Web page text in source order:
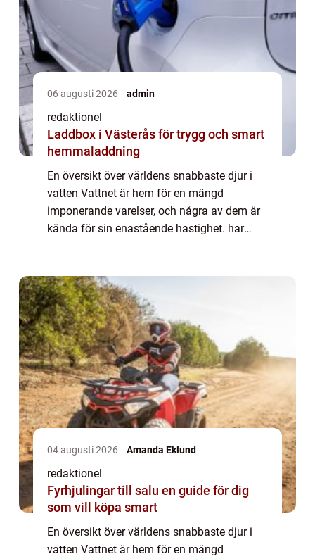
06 augusti 2026 admin
redaktionel
Laddbox i Västerås för trygg och smart
hemmaladdning
En översikt över världens snabbaste djur i
vatten Vattnet är hem för en mängd
imponerande varelser, och några av dem är
kända för sin enastående hastighet. har
här ...
04 augusti 2026 Amanda Eklund
redaktionel
Fyrhjulingar till salu en guide för dig
som vill köpa smart
En översikt över världens snabbaste djur i
vatten Vattnet är hem för en mängd